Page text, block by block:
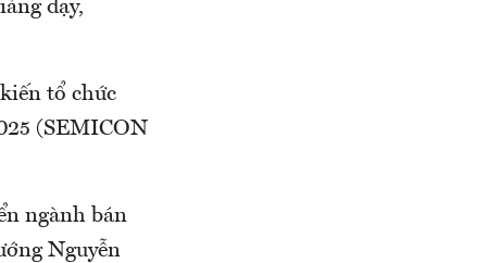
dạy,
tổ chức
(SEMICON
ngành bán
Nguyễn